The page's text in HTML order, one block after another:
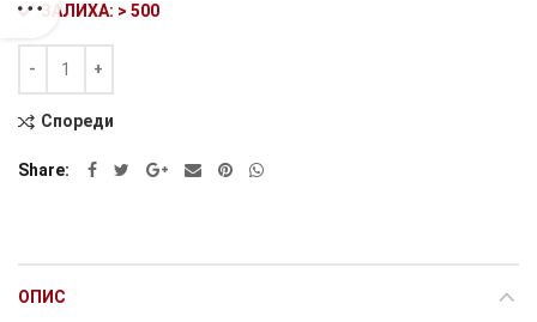
ЗАЛИХА: > 500
Alternative:
Спореди
Share
ОПИС